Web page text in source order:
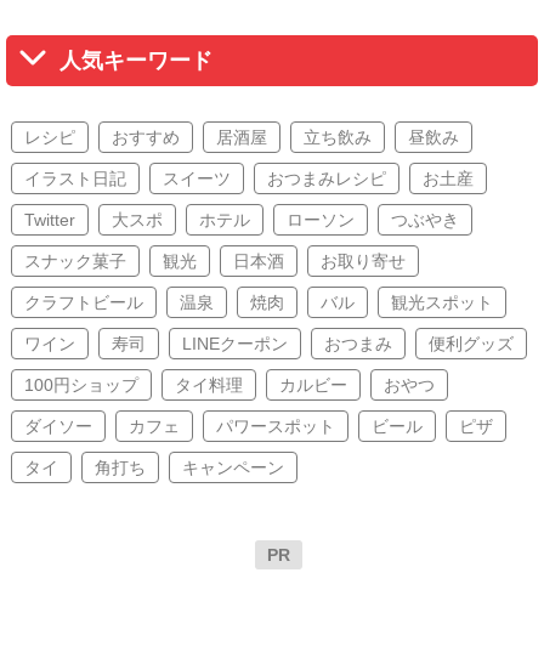
人気キーワード
レシピ おすすめ 居酒屋 立ち飲み 昼飲み
イラスト日記 スイーツ おつまみレシピ お土産
Twitter 大スポ ホテル ローソン つぶやき
スナック菓子 観光 日本酒 お取り寄せ
クラフトビール 温泉 焼肉 バル 観光スポット
ワイン 寿司 LINEクーポン おつまみ 便利グッズ
100円ショップ タイ料理 カルビー おやつ
ダイソー カフェ パワースポット ビール ピザ
タイ 角打ち キャンペーン
PR